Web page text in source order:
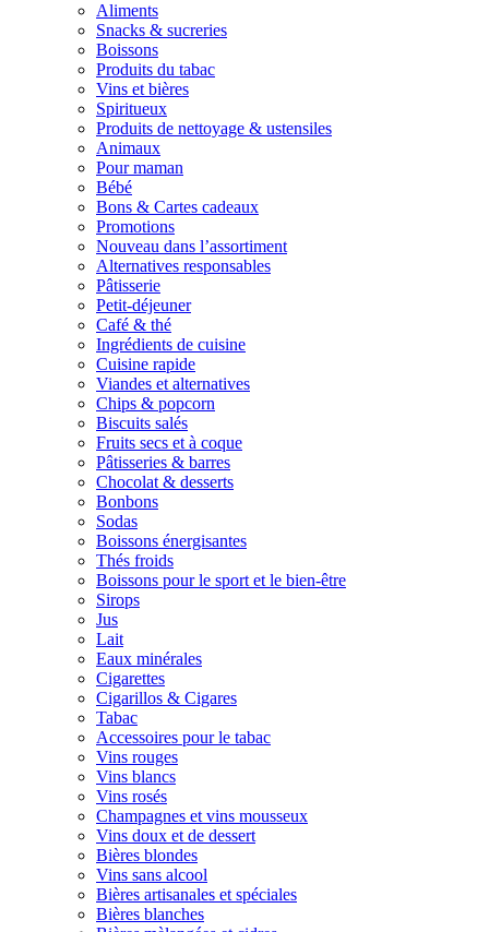
Aliments
Snacks & sucreries
Boissons
Produits du tabac
Vins et bières
Spiritueux
Produits de nettoyage & ustensiles
Animaux
Pour maman
Bébé
Bons & Cartes cadeaux
Promotions
Nouveau dans l’assortiment
Alternatives responsables
Pâtisserie
Petit-déjeuner
Café & thé
Ingrédients de cuisine
Cuisine rapide
Viandes et alternatives
Chips & popcorn
Biscuits salés
Fruits secs et à coque
Pâtisseries & barres
Chocolat & desserts
Bonbons
Sodas
Boissons énergisantes
Thés froids
Boissons pour le sport et le bien-être
Sirops
Jus
Lait
Eaux minérales
Cigarettes
Cigarillos & Cigares
Tabac
Accessoires pour le tabac
Vins rouges
Vins blancs
Vins rosés
Champagnes et vins mousseux
Vins doux et de dessert
Bières blondes
Vins sans alcool
Bières artisanales et spéciales
Bières blanches